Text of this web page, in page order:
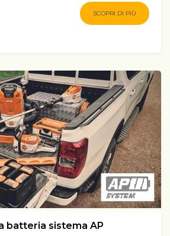
SCOPRI DI PIÙ
batteria sistema AP